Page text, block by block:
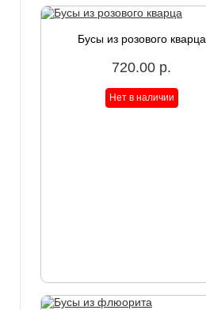
Бусы из розового кварца
720.00 р.